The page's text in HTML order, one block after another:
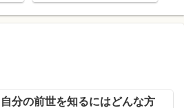
自分の前世を知るにはどんな方